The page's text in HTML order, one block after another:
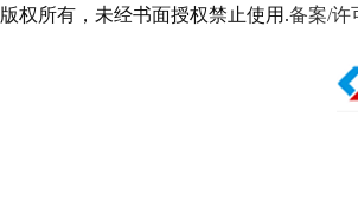
版权所有，未经书面授权禁止使用.备案/许